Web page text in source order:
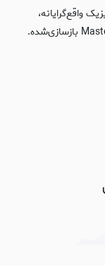
واقع‌گرایانه،